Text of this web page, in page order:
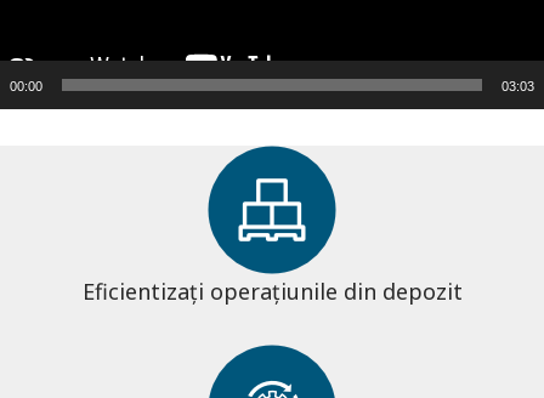
00:00 03:03
Eficientizați operațiunile din depozit